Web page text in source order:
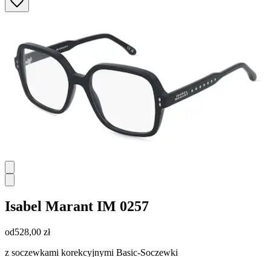
Isabel Marant IM 0257
od528,00 zł
z soczewkami korekcyjnymi Basic-Soczewki